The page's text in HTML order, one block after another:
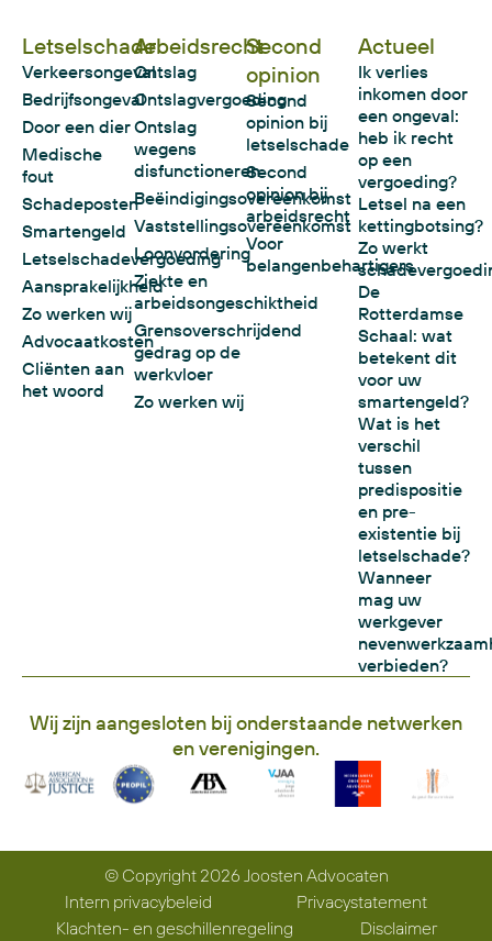
Letselschade
Verkeersongeval
Bedrijfsongeval
Door een dier
Medische
fout
Schadeposten
Smartengeld
Letselschadevergoeding
Aansprakelijkheid
Zo werken wij
Advocaatkosten
Cliënten aan
het woord
Arbeidsrecht
Ontslag
Ontslagvergoeding
Ontslag
wegens
disfunctioneren
Beëindigingsovereenkomst
Vaststellingsovereenkomst
Loonvordering
Ziekte en
arbeidsongeschiktheid
Grensoverschrijdend
gedrag op de
werkvloer
Zo werken wij
Second
opinion
Second
opinion bij
letselschade
Second
opinion bij
arbeidsrecht
Voor
belangenbehartigers
Actueel
Ik verlies
inkomen door
een ongeval:
heb ik recht
op een
vergoeding?
Letsel na een
kettingbotsing?
Zo werkt
De
Rotterdamse
Schaal: wat
betekent dit
voor uw
smartengeld?
Wat is het
verschil
tussen
predispositie
en pre-
existentie bij
letselschade?
Wanneer
mag uw
werkgever
verbieden?
Wij zijn aangesloten bij onderstaande netwerken
en verenigingen.
© Copyright 2026 Joosten Advocaten
Intern privacybeleid
Privacystatement
Klachten- en geschillenregeling
Disclaimer